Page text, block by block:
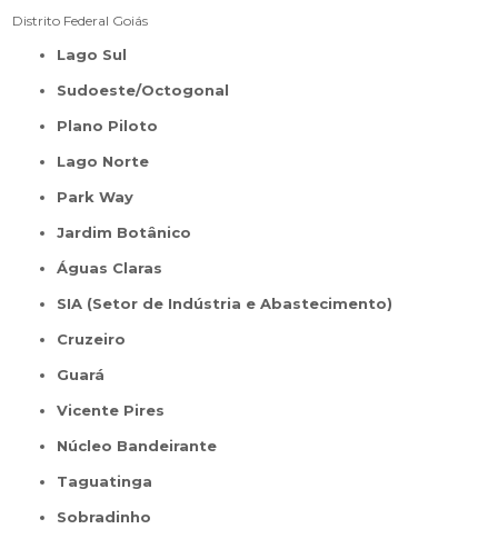
Distrito Federal Goiás
Lago Sul
Sudoeste/Octogonal
Plano Piloto
Lago Norte
Park Way
Jardim Botânico
Águas Claras
SIA (Setor de Indústria e Abastecimento)
Cruzeiro
Guará
Vicente Pires
Núcleo Bandeirante
Taguatinga
Sobradinho